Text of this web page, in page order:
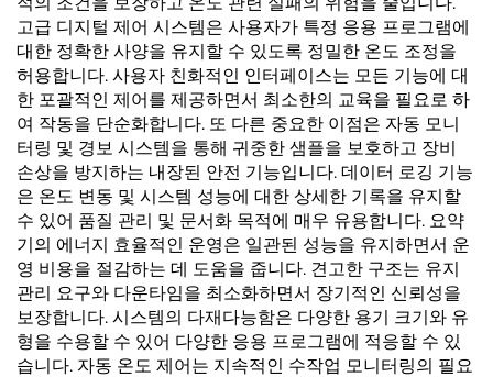
고급 디지털 제어 시스템은 사용자가 특정 응용 프로그램에
대한 정확한 사양을 유지할 수 있도록 정밀한 온도 조정을
허용합니다. 사용자 친화적인 인터페이스는 모든 기능에 대
한 포괄적인 제어를 제공하면서 최소한의 교육을 필요로 하
여 작동을 단순화합니다. 또 다른 중요한 이점은 자동 모니
터링 및 경보 시스템을 통해 귀중한 샘플을 보호하고 장비
손상을 방지하는 내장된 안전 기능입니다. 데이터 로깅 기능
은 온도 변동 및 시스템 성능에 대한 상세한 기록을 유지할
수 있어 품질 관리 및 문서화 목적에 매우 유용합니다. 요약
기의 에너지 효율적인 운영은 일관된 성능을 유지하면서 운
영 비용을 절감하는 데 도움을 줍니다. 견고한 구조는 유지
관리 요구와 다운타임을 최소화하면서 장기적인 신뢰성을
보장합니다. 시스템의 다재다능함은 다양한 용기 크기와 유
형을 수용할 수 있어 다양한 응용 프로그램에 적응할 수 있
습니다. 자동 온도 제어는 지속적인 수작업 모니터링의 필요